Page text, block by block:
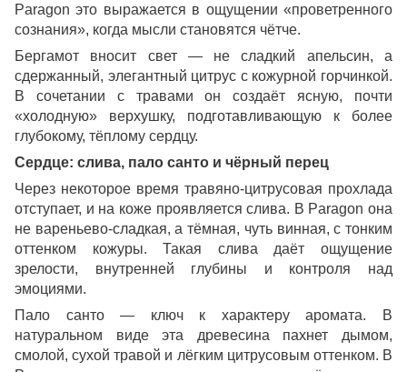
Paragon это выражается в ощущении «проветренного
сознания», когда мысли становятся чётче.
Бергамот вносит свет — не сладкий апельсин, а
сдержанный, элегантный цитрус с кожурной горчинкой.
В сочетании с травами он создаёт ясную, почти
«холодную» верхушку, подготавливающую к более
глубокому, тёплому сердцу.
Сердце: слива, пало санто и чёрный перец
Через некоторое время травяно-цитрусовая прохлада
отступает, и на коже проявляется слива. В Paragon она
не вареньево-сладкая, а тёмная, чуть винная, с тонким
оттенком кожуры. Такая слива даёт ощущение
зрелости, внутренней глубины и контроля над
эмоциями.
Пало санто — ключ к характеру аромата. В
натуральном виде эта древесина пахнет дымом,
смолой, сухой травой и лёгким цитрусовым оттенком. В